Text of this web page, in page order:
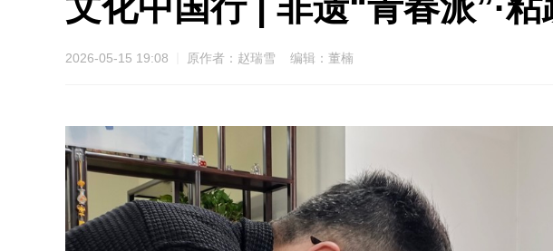
2026-05-15 19:08 原作者：赵瑞雪 编辑：董楠